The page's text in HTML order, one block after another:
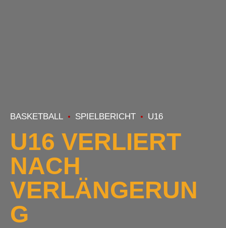
BASKETBALL SPIELBERICHT U16
U16 VERLIERT
NACH
VERLÄNGERUN
G